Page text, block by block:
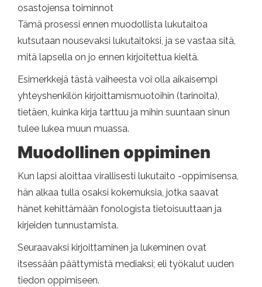
osastojensa toiminnot
Tämä prosessi ennen muodollista lukutaitoa
kutsutaan nousevaksi lukutaitoksi, ja se vastaa sitä,
mitä lapsella on jo ennen kirjoitettua kieltä.
Esimerkkejä tästä vaiheesta voi olla aikaisempi
yhteyshenkilön kirjoittamismuotoihin (tarinoita),
tietäen, kuinka kirja tarttuu ja mihin suuntaan sinun
tulee lukea muun muassa.
Muodollinen oppiminen
Kun lapsi aloittaa virallisesti lukutaito -oppimisensa,
hän alkaa tulla osaksi kokemuksia, jotka saavat
hänet kehittämään fonologista tietoisuuttaan ja
kirjeiden tunnustamista.
Seuraavaksi kirjoittaminen ja lukeminen ovat
itsessään päättymistä mediaksi; eli työkalut uuden
tiedon oppimiseen.